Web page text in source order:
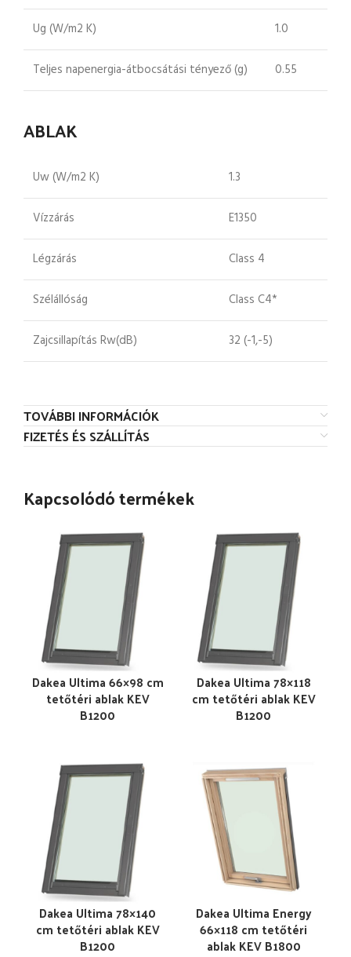
Ug (W/m2 K) 1.0
Teljes napenergia-átbocsátási tényező (g) 0.55
ABLAK
Uw (W/m2 K) 1.3
Vízzárás E1350
Légzárás Class 4
Szélállóság Class C4*
Zajcsillapítás Rw(dB) 32 (-1,-5)
TOVÁBBI INFORMÁCIÓK
FIZETÉS ÉS SZÁLLÍTÁS
Kapcsolódó termékek
Dakea Ultima 66×98 cm
tetőtéri ablak KEV
B1200
Dakea Ultima 78×118
cm tetőtéri ablak KEV
B1200
Dakea Ultima 78×140
cm tetőtéri ablak KEV
B1200
Dakea Ultima Energy
66×118 cm tetőtéri
ablak KEV B1800